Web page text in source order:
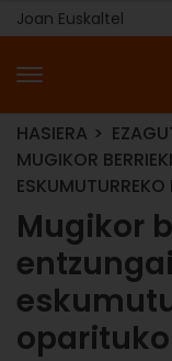
Joan Euskaltel
HASIERA
MUGIKOR
Mugikor